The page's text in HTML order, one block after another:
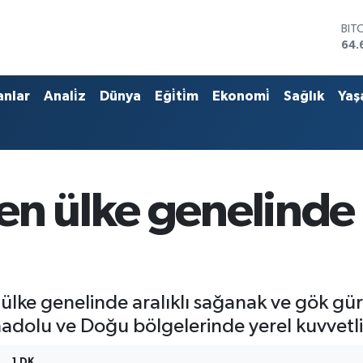
Anali̇z Dünya Eği̇ti̇m Ekonomi̇ Sağlık
ülke
genelinde aralıklı sağanak ve gök
ve Doğu bölgelerinde yerel kuvvetli